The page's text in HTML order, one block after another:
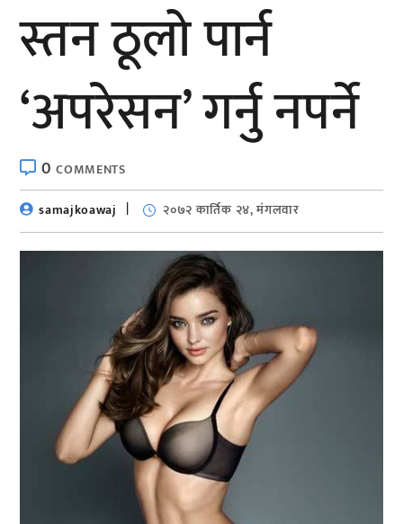
स्तन ठूलो पार्न
‘अपरेसन’ गर्नु नपर्ने
0COMMENTS
samajkoawaj
२०७२ कार्तिक २४, मंगलवार